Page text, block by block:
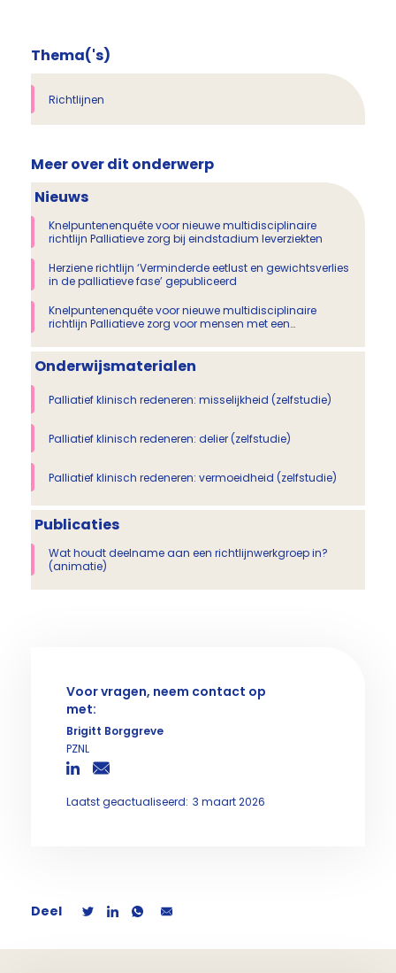
Thema('s)
Richtlijnen
Meer over dit onderwerp
Nieuws
Knelpuntenenquête voor nieuwe multidisciplinaire
richtlijn Palliatieve zorg bij eindstadium leverziekten
Herziene richtlijn ‘Verminderde eetlust en gewichtsverlies
in de palliatieve fase’ gepubliceerd
Knelpuntenenquête voor nieuwe multidisciplinaire
richtlijn Palliatieve zorg voor mensen met een
Onderwijsmaterialen
Palliatief klinisch redeneren: misselijkheid (zelfstudie)
Palliatief klinisch redeneren: delier (zelfstudie)
Palliatief klinisch redeneren: vermoeidheid (zelfstudie)
Publicaties
Wat houdt deelname aan een richtlijnwerkgroep in?
(animatie)
Voor vragen, neem contact op
met:
Brigitt Borggreve
PZNL
Laatst geactualiseerd: 3 maart 2026
Deel